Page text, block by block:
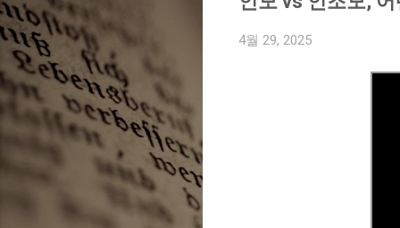
4월 29, 2025